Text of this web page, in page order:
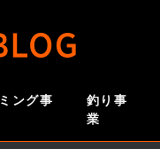
ング事
釣り事
業